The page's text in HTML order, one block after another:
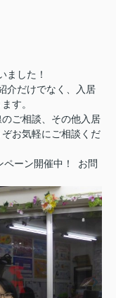
ました！
介だけでなく、入居
す。
ご相談、その他入居
お気軽にご相談くだ
ペーン開催中！ お問